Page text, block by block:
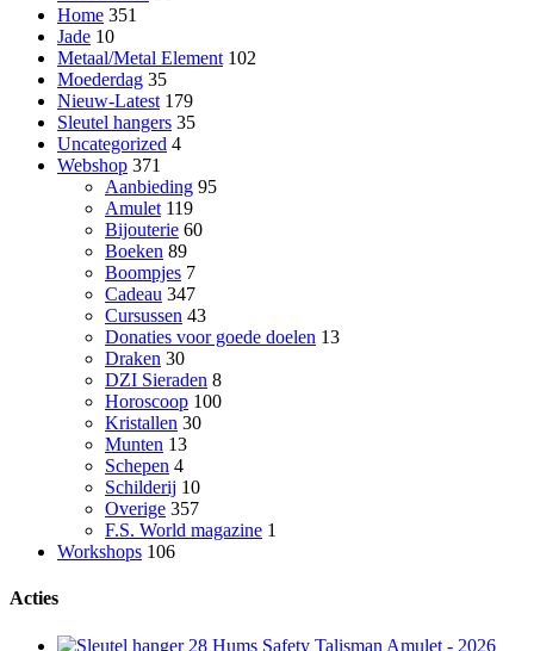
Home 351
Jade 10
Metaal/Metal Element 102
Moederdag 35
Nieuw-Latest 179
Sleutel hangers 35
Uncategorized 4
Webshop 371
Aanbieding 95
Amulet 119
Bijouterie 60
Boeken 89
Boompjes 7
Cadeau 347
Cursussen 43
Donaties voor goede doelen 13
Draken 30
DZI Sieraden 8
Horoscoop 100
Kristallen 30
Munten 13
Schepen 4
Schilderij 10
Overige 357
F.S. World magazine 1
Workshops 106
Acties